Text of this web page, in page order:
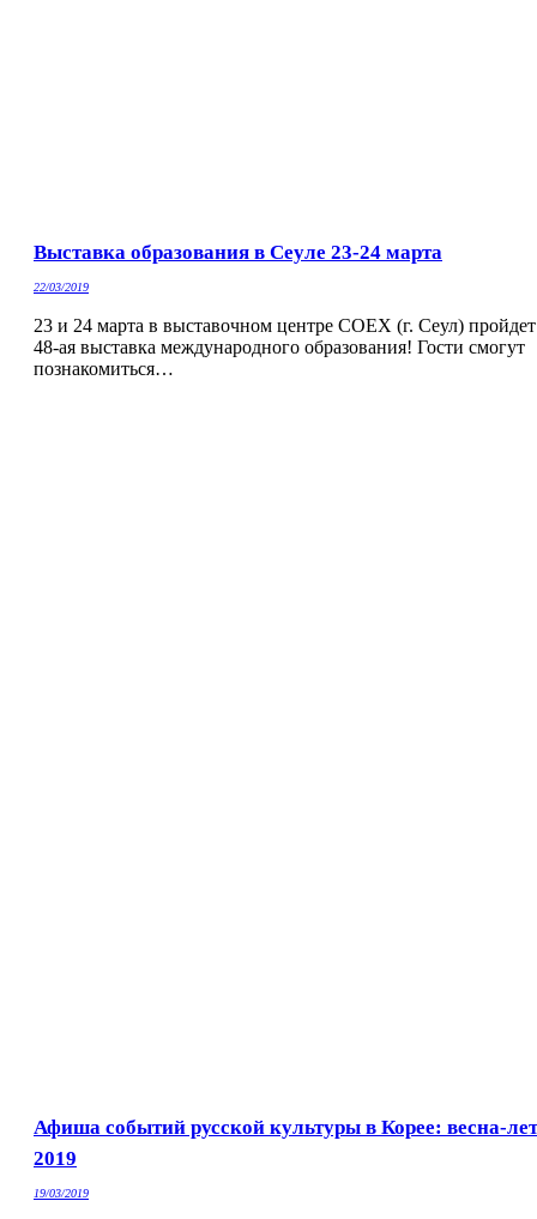
Выставка образования в Сеуле 23-24 марта
22/03/2019
23 и 24 марта в выставочном центре COEX (г. Сеул) пройдет
48-ая выставка международного образования! Гости смогут
познакомиться…
Афиша событий русской культуры в Корее: весна-
2019
19/03/2019